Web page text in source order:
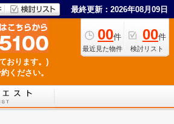
最終更新：2026年08月09日
00件
最近見た物件
00件
検討リスト
おります。)
ください。